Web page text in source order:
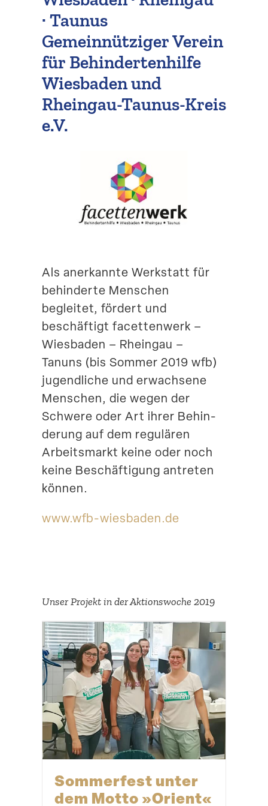
· Taunus
Gemein­nüt­ziger Verein
für Behin­der­ten­hilfe
Wiesbaden und
Rheingau-Taunus-Kreis
e.V.
Als anerkannte Werkstatt für
behin­derte Menschen
begleitet, fördert und
beschäftigt facet­tenwerk –
Wiesbaden – Rheingau –
Tanuns (bis Sommer 2019 wfb)
jugend­liche und erwachsene
Menschen, die wegen der
Schwere oder Art ihrer Behin­
derung auf dem regulären
Arbeits­markt keine oder noch
keine Beschäf­tigung antreten
können.
www​.wfb​-wiesbaden​.de
Unser Projekt in der Aktions­woche 2019
Sommerfest unter
dem Motto »Orient«